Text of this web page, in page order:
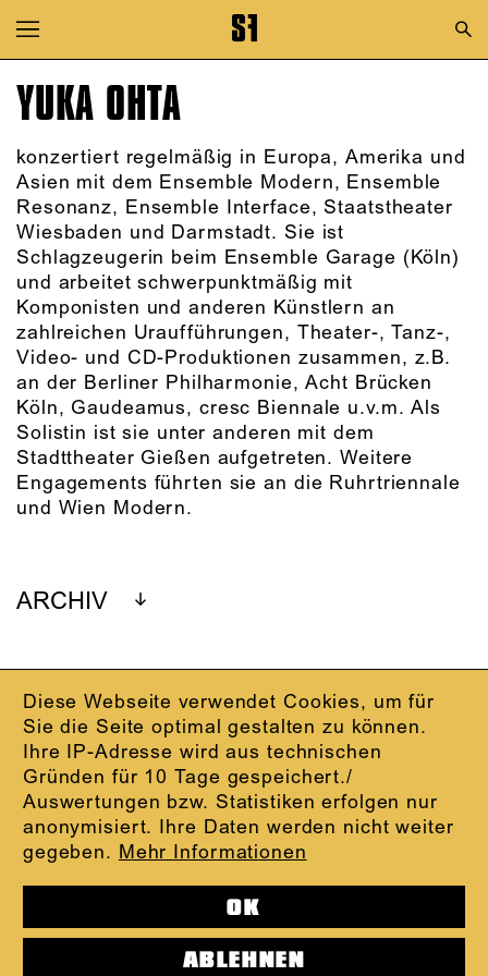
Zur Hauptnavigation springen
Zum Hauptinhalt springen
Diese Webseite verwendet Cookies, um für
Sie die Seite optimal gestalten zu können.
Ihre IP-Adresse wird aus technischen
Gründen für 10 Tage gespeichert./
Auswertungen bzw. Statistiken erfolgen nur
anonymisiert. Ihre Daten werden nicht weiter
gegeben. Mehr Informationen
OK
ABLEHNEN
YUKA OHTA
konzertiert regelmäßig in Europa, Amerika und
Asien mit dem Ensemble Modern, Ensemble
Resonanz, Ensemble Interface, Staatstheater
Wiesbaden und Darmstadt. Sie ist
Schlagzeugerin beim Ensemble Garage (Köln)
und arbeitet schwerpunktmäßig mit
Komponisten und anderen Künstlern an
zahlreichen Uraufführungen, Theater-, Tanz-,
Video- und CD-Produktionen zusammen, z.B.
an der Berliner Philharmonie, Acht Brücken
Köln, Gaudeamus, cresc Biennale u.v.m. Als
Solistin ist sie unter anderen mit dem
Stadttheater Gießen aufgetreten. Weitere
Engagements führten sie an die Ruhrtriennale
und Wien Modern.
ARCHIV
IMPRESSUM
DATENSCHUTZ
AGB
KONTAKT
ABO-LOGIN
PRESSE
KARTENTELEFON:069.212.49.49.4